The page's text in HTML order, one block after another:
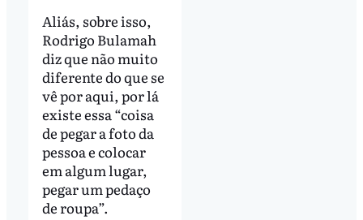
Aliás, sobre isso,
Rodrigo Bulamah
diz que não muito
diferente do que se
vê por aqui, por lá
existe essa “coisa
de pegar a foto da
pessoa e colocar
em algum lugar,
pegar um pedaço
de roupa”.